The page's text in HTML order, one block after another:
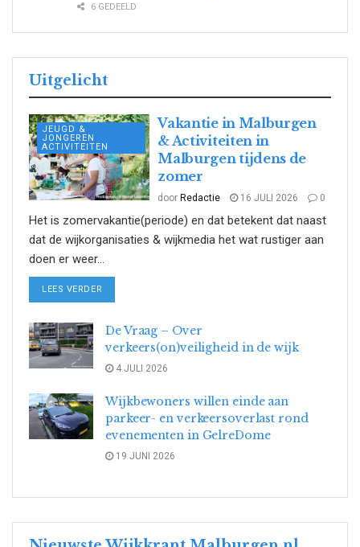
6 GEDEELD
Uitgelicht
JEUGD &
JONGEREN
ACTIVITEITEN
Vakantie in Malburgen
& Activiteiten in
Malburgen tijdens de
zomer
door Redactie 16 JULI 2026 0
Het is zomervakantie(periode) en dat betekent dat naast
dat de wijkorganisaties & wijkmedia het wat rustiger aan
doen er weer...
LEES VERDER
De Vraag – Over
verkeers(on)veiligheid in de wijk
4 JULI 2026
Wijkbewoners willen einde aan
parkeer- en verkeersoverlast rond
evenementen in GelreDome
19 JUNI 2026